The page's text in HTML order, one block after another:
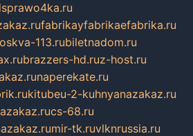
fabrikayfabrikaefabrika.ru
113.rubiletnadom.ru
brazzers-hd.ruz-host.ru
naperekate.ru
kitubeu-2-kuhnyanazakaz.ru
cs-68.ru
mir-tk.ruvlknrussia.ru